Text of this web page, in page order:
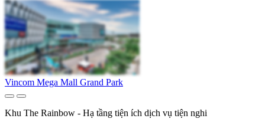
Vincom Mega Mall Grand Park
Khu The Rainbow - Hạ tầng tiện ích dịch vụ tiện nghi